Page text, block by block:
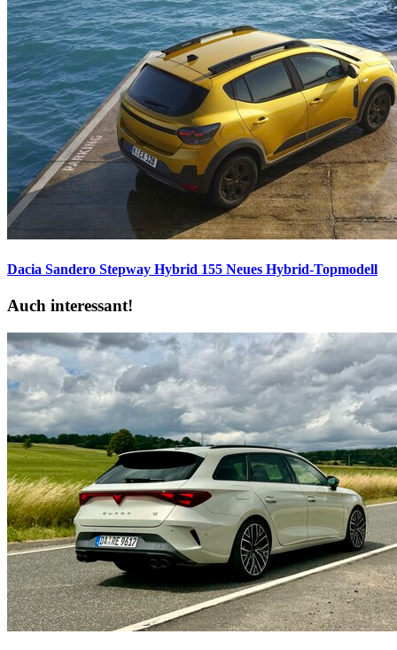
Dacia Sandero Stepway Hybrid 155 Neues Hybrid-Topmodell
Auch interessant!